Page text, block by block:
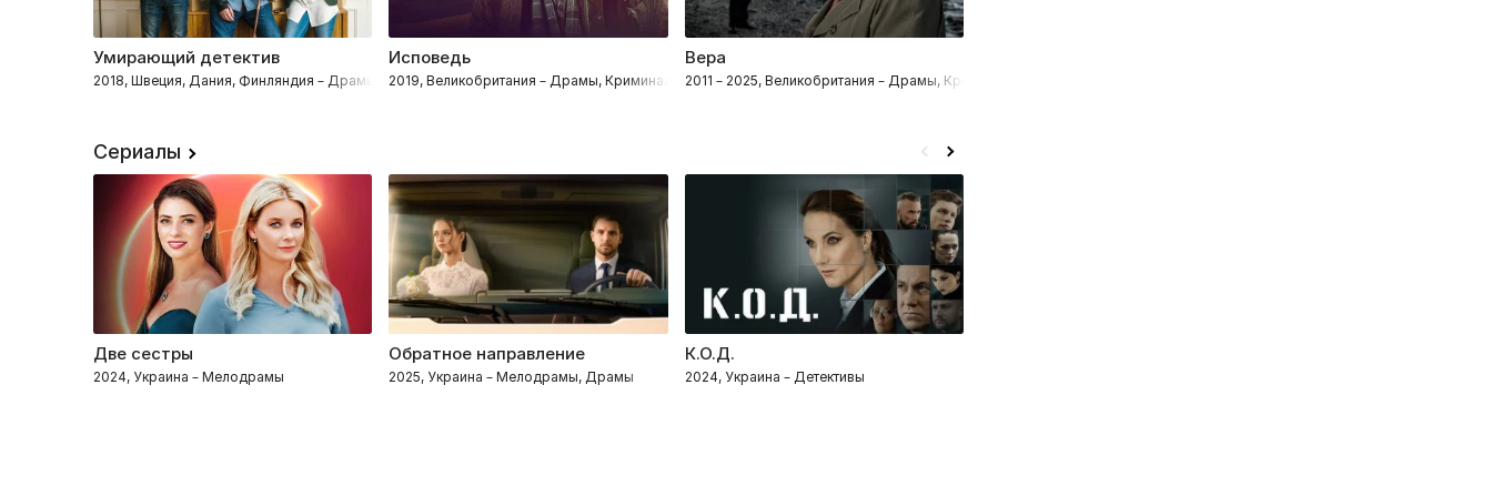
Умирающий детектив
2018, Швеция, Дания, Финляндия – Драмы, Криминал, Детективы
Исповедь
2019, Великобритания – Драмы, Криминал, Детективы, Биография
Вера
2011 – 2025, Великобритания – Драмы, Криминал, Детективы
Сериалы
Две сестры
2024, Украина – Мелодрамы
Обратное направление
2025, Украина – Мелодрамы, Драмы
К.О.Д.
2024, Украина – Детективы